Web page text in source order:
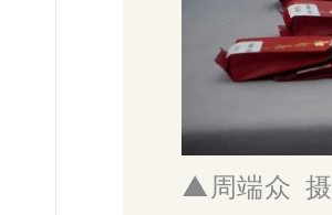
▲周端众 摄